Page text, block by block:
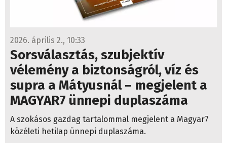
2026. április 2., 10:33
Sorsválasztás, szubjektív
vélemény a biztonságról, víz és
supra a Mátyusnál – megjelent a
MAGYAR7 ünnepi duplaszáma
A szokásos gazdag tartalommal megjelent a Magyar7
közéleti hetilap ünnepi duplaszáma.